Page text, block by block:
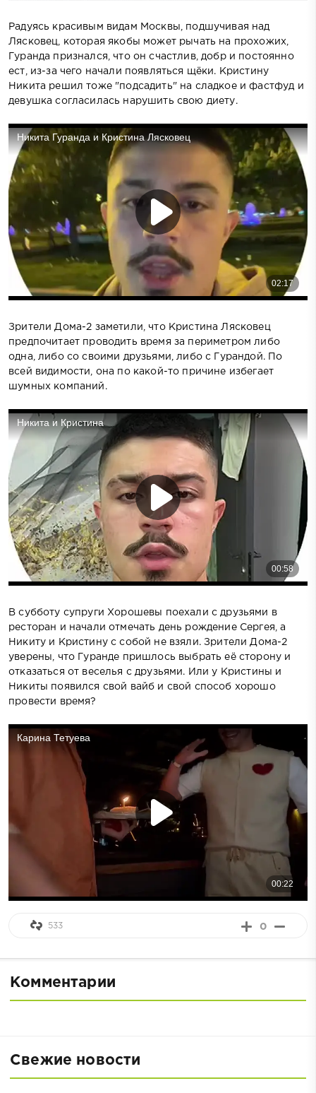
Радуясь красивым видам Москвы, подшучивая над
Лясковец, которая якобы может рычать на прохожих,
Гуранда признался, что он счастлив, добр и постоянно
ест, из-за чего начали появляться щёки. Кристину
Никита решил тоже "подсадить" на сладкое и фастфуд и
девушка согласилась нарушить свою диету.
Зрители Дома-2 заметили, что Кристина Лясковец
предпочитает проводить время за периметром либо
одна, либо со своими друзьями, либо с Гурандой. По
всей видимости, она по какой-то причине избегает
шумных компаний.
В субботу супруги Хорошевы поехали с друзьями в
ресторан и начали отмечать день рождение Сергея, а
Никиту и Кристину с собой не взяли. Зрители Дома-2
уверены, что Гуранде пришлось выбрать её сторону и
отказаться от веселья с друзьями. Или у Кристины и
Никиты появился свой вайб и свой способ хорошо
провести время?
0
533
Комментарии
Свежие новости